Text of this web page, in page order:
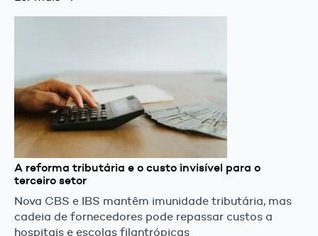
A reforma tributária e o custo invisível para o
terceiro setor
Nova CBS e IBS mantêm imunidade tributária, mas
cadeia de fornecedores pode repassar custos a
hospitais e escolas filantrópicas